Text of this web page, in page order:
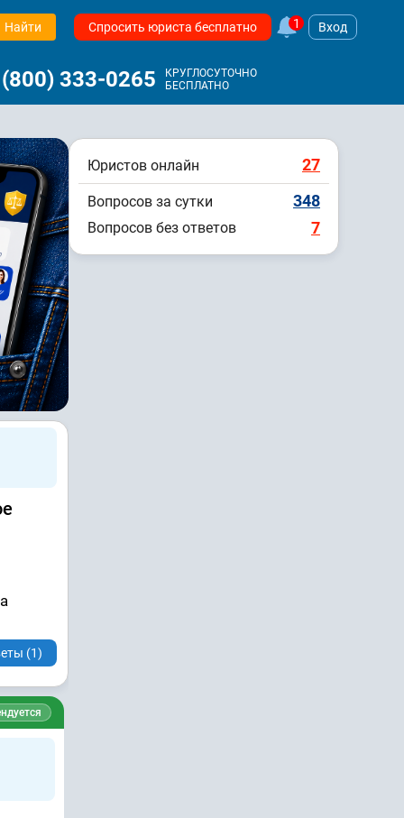
Найти Спросить юриста бесплатно 1 Вход
333-0265
КРУГЛОСУТОЧНО
БЕСПЛАТНО
(1)
Юристов онлайн 27
Вопросов за сутки 348
Вопросов без ответов 7